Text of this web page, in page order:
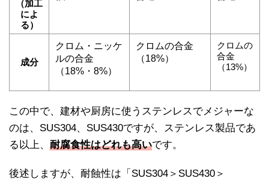
（加工
によ
る）
成分
クロム・ニッケ
ルの合金
（18%・8%）
クロムの合金
（18%）
クロムの
合金
（13%）
この中で、建材や厨房に使うステンレスでメジャーな
のは、SUS304、SUS430ですが、ステンレス製品であ
る以上、 耐腐食性はどれも高いです。
後述しますが、耐蝕性は「SUS304＞SUS430＞